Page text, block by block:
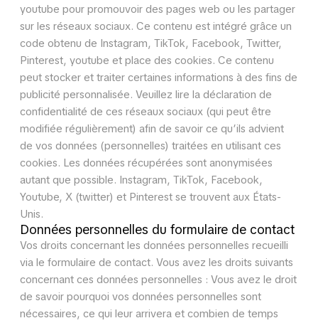
youtube pour promouvoir des pages web ou les partager
sur les réseaux sociaux. Ce contenu est intégré grâce un
code obtenu de Instagram, TikTok, Facebook, Twitter,
Pinterest, youtube et place des cookies. Ce contenu
peut stocker et traiter certaines informations à des fins de
publicité personnalisée. Veuillez lire la déclaration de
confidentialité de ces réseaux sociaux (qui peut être
modifiée régulièrement) afin de savoir ce qu’ils advient
de vos données (personnelles) traitées en utilisant ces
cookies. Les données récupérées sont anonymisées
autant que possible. Instagram, TikTok, Facebook,
Youtube, X (twitter) et Pinterest se trouvent aux États-
Unis.
Données personnelles du formulaire de contact
Vos droits concernant les données personnelles recueilli
via le formulaire de contact. Vous avez les droits suivants
concernant ces données personnelles : Vous avez le droit
de savoir pourquoi vos données personnelles sont
nécessaires, ce qui leur arrivera et combien de temps